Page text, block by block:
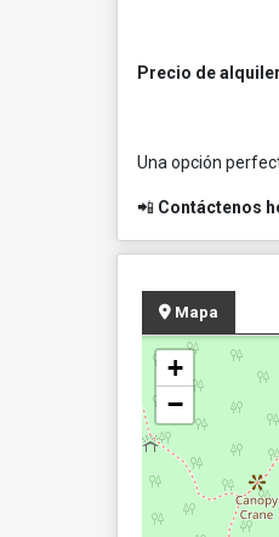
Precio de
Una opción
📲 Contáctenos
Mapa
+
−